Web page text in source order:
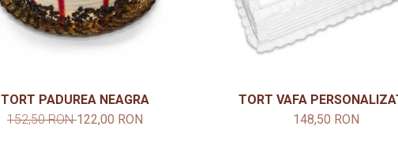
TORT PADUREA NEAGRA
152,50 RON122,00 RON
TORT VAFA
148,50 RON